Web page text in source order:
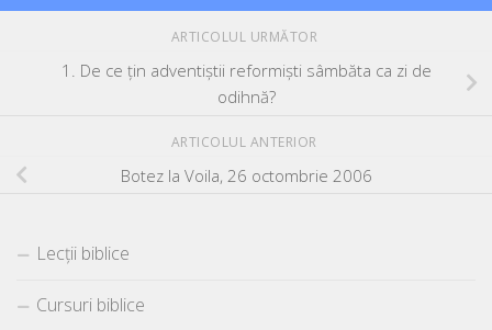
ARTICOLUL URMĂTOR
1. De ce ţin adventiştii reformişti sâmbăta ca zi de
odihnă?
ARTICOLUL ANTERIOR
Botez la Voila, 26 octombrie 2006
Lecții biblice
Cursuri biblice